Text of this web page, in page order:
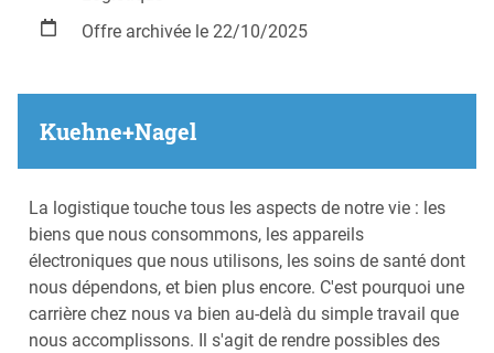
Offre archivée le 22/10/2025
Kuehne+Nagel
La logistique touche tous les aspects de notre vie : les
biens que nous consommons, les appareils
électroniques que nous utilisons, les soins de santé dont
nous dépendons, et bien plus encore. C'est pourquoi une
carrière chez nous va bien au-delà du simple travail que
nous accomplissons. Il s'agit de rendre possibles des